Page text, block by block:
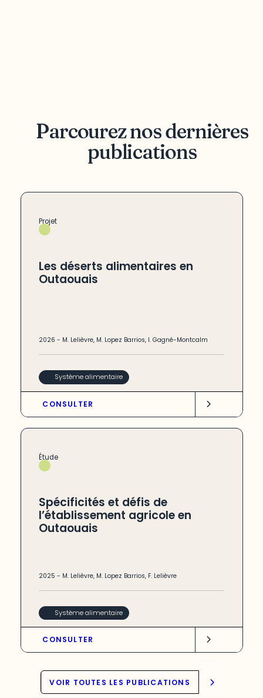
Parcourez nos dernières
publications
Projet
Les déserts alimentaires en
Outaouais
2026- M. Lelièvre, M. Lopez Barrios, I. Gagné-Montcalm
Système alimentaire
CONSULTER
Étude
Spécificités et défis de
l’établissement agricole en
Outaouais
2025- M. Lelièvre, M. Lopez Barrios, F. Lelièvre
Système alimentaire
CONSULTER
VOIR TOUTES LES PUBLICATIONS